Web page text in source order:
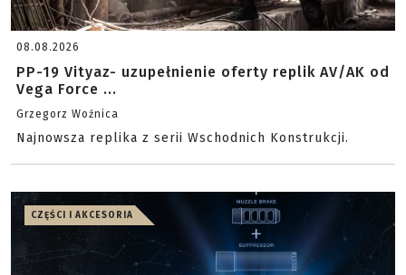
08.08.2026
PP-19 Vityaz- uzupełnienie oferty replik AV/AK od
Vega Force ...
Grzegorz Woźnica
Najnowsza replika z serii Wschodnich Konstrukcji.
CZĘŚCI I AKCESORIA